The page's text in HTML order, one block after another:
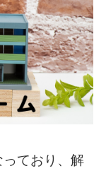
ており、解